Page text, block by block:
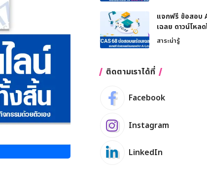
แจกฟรี ข้อสอบ
เฉลย ดาวน์โหลด
สาระน่ารู้
ติดตามเราได้ที่
Facebook
Instagram
LinkedIn